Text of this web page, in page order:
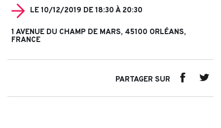
LE 10/12/2019 DE 18:30 À 20:30
1 AVENUE DU CHAMP DE MARS, 45100 ORLÉANS,
FRANCE
PARTAGER SUR